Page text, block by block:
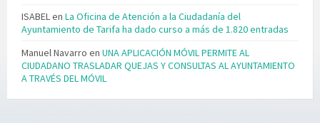
ISABELen La Oficina de Atención a la Ciudadanía del
Ayuntamiento de Tarifa ha dado curso a más de 1.820 entradas
Manuel Navarro en UNA APLICACIÓN MÓVIL PERMITE AL
CIUDADANO TRASLADAR QUEJAS Y CONSULTAS AL AYUNTAMIENTO
A TRAVÉS DEL MÓVIL